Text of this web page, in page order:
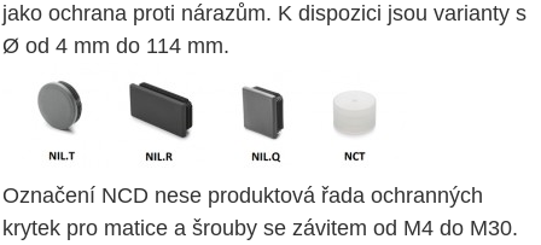
jako ochrana proti nárazům. K dispozici jsou varianty s
Ø od 4 mm do 114 mm.
Označení NCD nese produktová řada ochranných
krytek pro matice a šrouby se závitem od M4 do M30.